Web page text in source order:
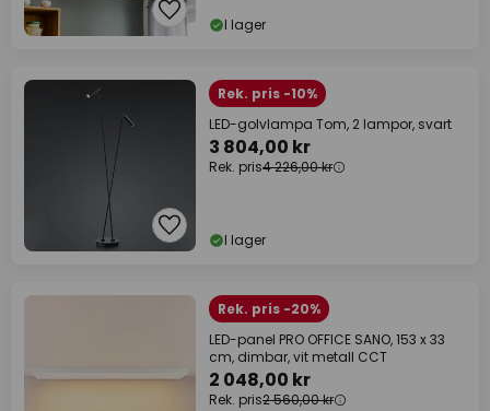
I lager
Rek. pris -10%
LED-golvlampa Tom, 2 lampor, svart
3 804,00 kr
Rek. pris4 226,00 kr
I lager
Rek. pris -20%
LED-panel PRO OFFICE SANO, 153 x 33
cm, dimbar, vit metall CCT
2 048,00 kr
Rek. pris2 560,00 kr